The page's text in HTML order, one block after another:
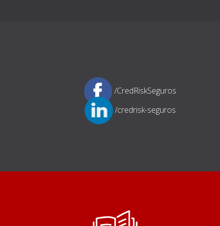
/CredRiskSeguros
/credrisk-seguros